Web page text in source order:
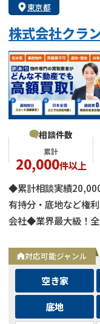
任意売却
アンケート調査
東京都
株式会社クラ
相談件数
累計
20,000件以上
◆累計相談実績
有持分・底地など権
会社◆業界最大級！
資金による買取のた
◆士業事務所や大手
対応可能ジャンル
空き家
底地